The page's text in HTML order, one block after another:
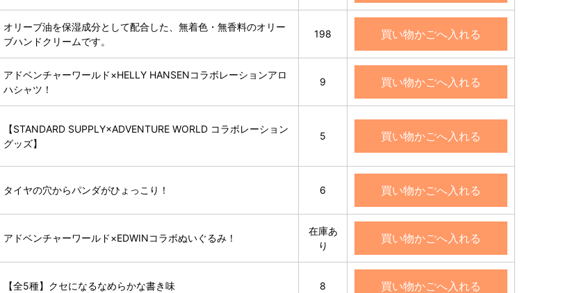
オリーブ油を保湿成分として配合した、無着色・無香料のオリー
ブハンドクリームです。
198 買い物かごへ入れる
アドベンチャーワールド×HELLY HANSENコラボレーションアロ
ハシャツ！
9 買い物かごへ入れる
【STANDARD SUPPLY×ADVENTURE WORLD コラボレーション
グッズ】
5 買い物かごへ入れる
タイヤの穴からパンダがひょっこり！ 6 買い物かごへ入れる
アドベンチャーワールド×EDWINコラボぬいぐるみ！
在庫あ
り
買い物かごへ入れる
【全5種】クセになるなめらかな書き味 8 買い物かごへ入れる